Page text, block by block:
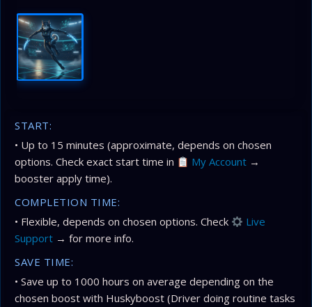
START:
• Up to 15 minutes (approximate, depends on chosen
options. Check exact start time in
My Account →
booster apply time).
COMPLETION TIME:
• Flexible, depends on chosen options. Check
Live
Support → for more info.
SAVE TIME:
• Save up to 1000 hours on average depending on the
chosen boost with Huskyboost (Driver doing routine tasks